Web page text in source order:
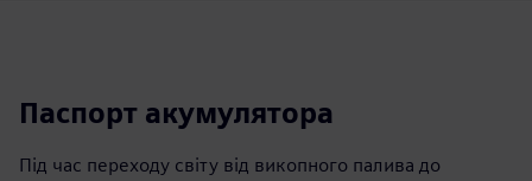
Паспорт акумулятора
Під час переходу світу від викопного палива до